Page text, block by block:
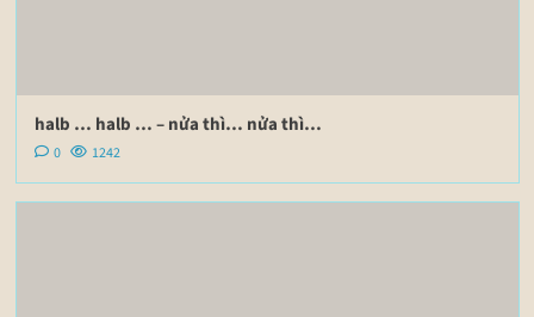
halb … halb … – nửa thì… nửa thì…
0 1242